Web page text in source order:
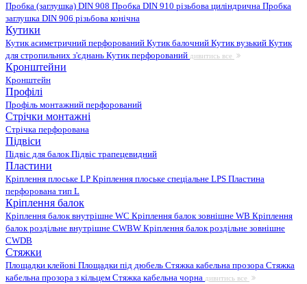
Пробка (заглушка) DIN 908 Пробка DIN 910 різьбова циліндрична Пробка
заглушка DIN 906 різьбова конічна
Кутики
Кутик асиметричний перфорований Кутик балочний Кутик вузький Кутик
для стропильних з'єднань Кутик перфорований дивитись все
Кронштейни
Кронштейн
Профілі
Профіль монтажний перфорований
Стрічки монтажні
Стрічка перфорована
Підвіси
Підвіс для балокПідвіс трапецевидний
Пластини
Кріплення плоське LP Кріплення плоське спеціальне LPS Пластина
перфорована тип L
Кріплення балок
Кріплення балок внутрішне WC Кріплення балок зовнішне WB Кріплення
балок роздільне внутрішне CWBW Кріплення балок роздільне зовнішне
CWDB
Стяжки
Площадки клейові Площадки під дюбель Стяжка кабельна прозора Стяжка
кабельна прозора з кільцем Стяжка кабельна чорна дивитись все